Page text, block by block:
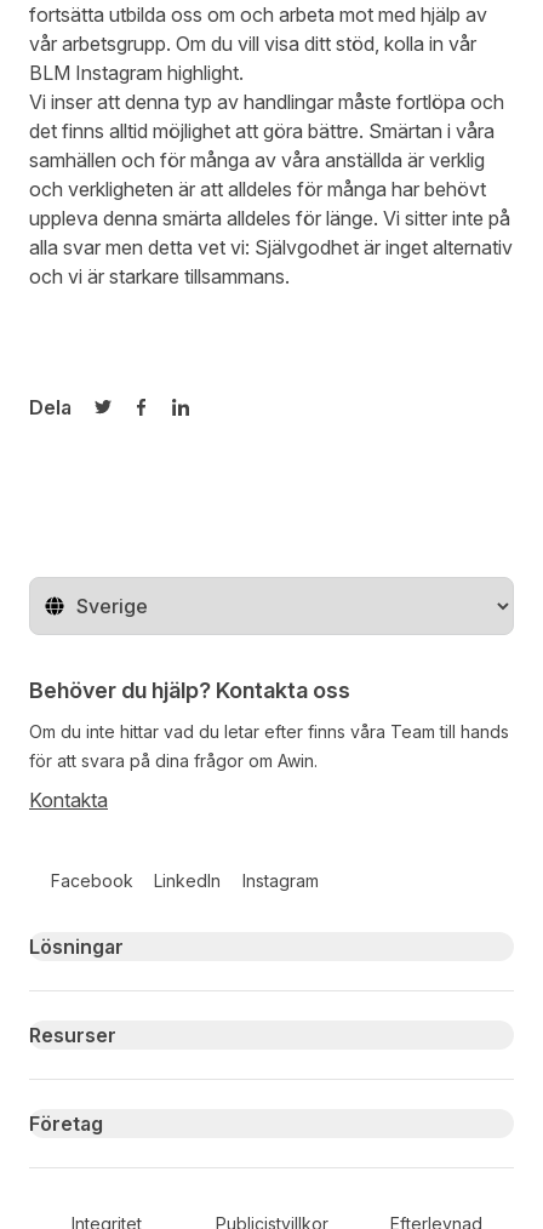
fortsätta utbilda oss om och arbeta mot med hjälp av
vår arbetsgrupp. Om du vill visa ditt stöd, kolla in vår
BLM Instagram highlight.
Vi inser att denna typ av handlingar måste fortlöpa och
det finns alltid möjlighet att göra bättre. Smärtan i våra
samhällen och för många av våra anställda är verklig
och verkligheten är att alldeles för många har behövt
uppleva denna smärta alldeles för länge. Vi sitter inte på
alla svar men detta vet vi: Självgodhet är inget alternativ
och vi är starkare tillsammans.
Dela
Dela på Twitter
Dela på Facebook
Dela på LinkedIn
Byt land
Behöver du hjälp? Kontakta oss
Om du inte hittar vad du letar efter finns våra Team till hands
för att svara på dina frågor om Awin.
Kontakta
Facebook LinkedIn Instagram
Primary footer navigation
Lösningar
Resurser
Företag
Secondary Footer Navigation
Integritet Publicistvillkor Efterlevnad